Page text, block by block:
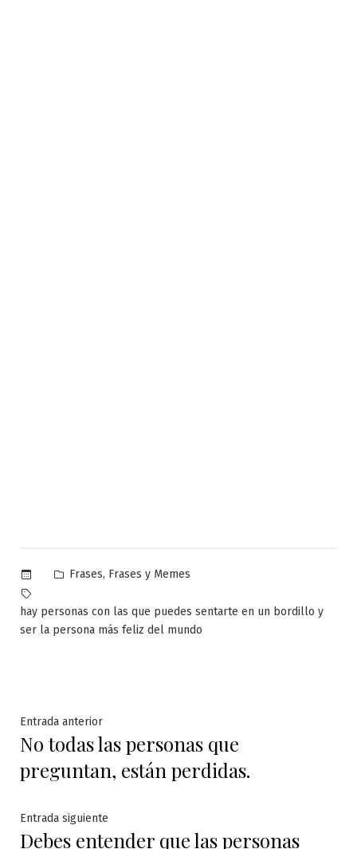
Publicado
Frases, Frases y Memes
hay personas con las que puedes sentarte en un bordillo y
ser la persona más feliz del mundo
Navegación
de
entradas
Entrada anteriorEntrada
anterior:
No todas las personas que
preguntan, están perdidas.
Entrada siguiente
siguiente:
Debes entender que las personas